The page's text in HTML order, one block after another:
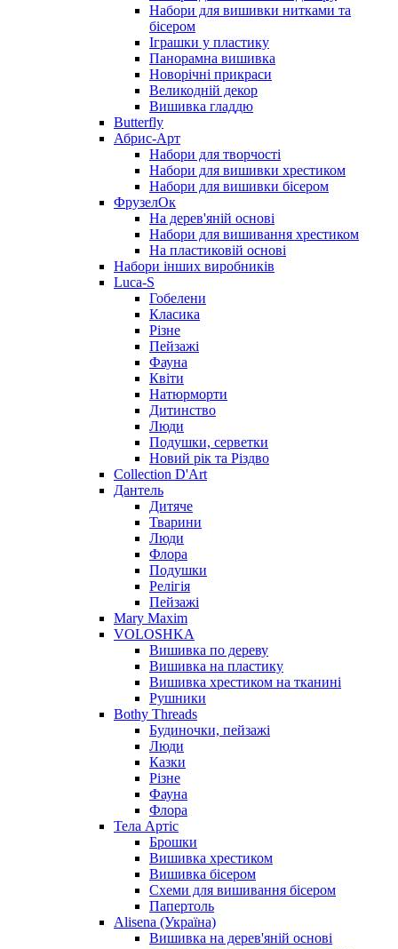
Набори для вишивки нитками та
бісером
Іграшки у пластику
Панорамна вишивка
Новорічні прикраси
Великодній декор
Вишивка гладдю
Butterfly
Абрис-Арт
Набори для творчості
Набори для вишивки хрестиком
Набори для вишивки бісером
ФрузелОк
На дерев'яній основі
Набори для вишивання хрестиком
На пластиковій основі
Набори інших виробників
Luca-S
Гобелени
Класика
Різне
Пейзажі
Фауна
Квіти
Натюрморти
Дитинство
Люди
Подушки, серветки
Новий рік та Різдво
Collection D'Art
Дантель
Дитяче
Тварини
Люди
Флора
Подушки
Релігія
Пейзажі
Mary Maxim
VOLOSHKA
Вишивка по дереву
Вишивка на пластику
Вишивка хрестиком на тканині
Рушники
Bothy Threads
Будиночки, пейзажі
Люди
Казки
Різне
Фауна
Флора
Тела Артіс
Брошки
Вишивка хрестиком
Вишивка бісером
Схеми для вишивання бісером
Папертоль
Alisena (Україна)
Вишивка на дерев'яній основі